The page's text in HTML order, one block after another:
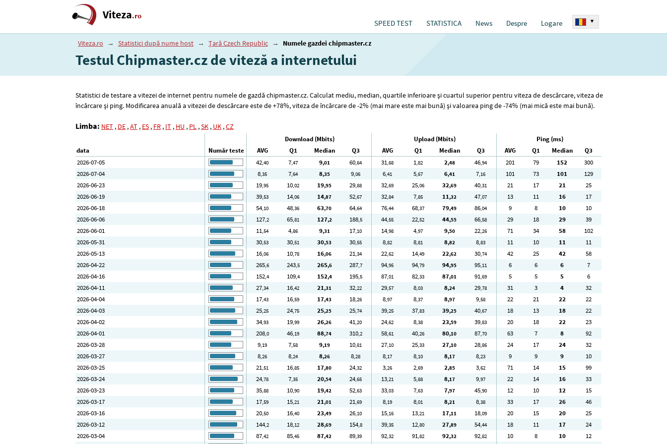
Viteza.ro
SPEED TEST STATISTICA News Despre Logare ▾
Viteza.ro → Statistici după nume host → Țară Czech Republic → Numele gazdei chipmaster.cz
Testul Chipmaster.cz de viteză a internetului
Statistici de testare a vitezei de internet pentru numele de gazdă chipmaster.cz. Calculat mediu, median, quartile inferioare și cuartul superior pentru viteza de descărcare, viteza de
încărcare și ping. Modificarea anuală a vitezei de descărcare este de +78%, viteza de încărcare de -2% (mai mare este mai bună) și valoarea ping de -74% (mai mică este mai bună).
Limba: NET , DE ,AT , ES , FR , IT , HU , PL ,SK , UK ,CZ
Download (Mbits) Upload (Mbits)
Ping (ms)
data
Număr teste AVG Q1 Median Q3 AVG Q1 Median Q3 AVG Q1 Median
Q3
2026-07-05
42,40 7,47 9,01 60,64 31,68 1,82 2,48 46,94 201 79 152
300
2026-07-04
8,35 7,64 8,35 9,06 6,41 5,67 6,41 7,16 101 73 101
129
2026-06-23
19,95 10,02 19,95 29,88 32,69 25,06 32,69 40,31 21 17 21
25
2026-06-19
39,53 14,06 14,87 52,67 32,84 7,85 11,32 47,07 13 11 16
17
2026-06-18
54,10 48,36 63,70 64,64 76,44 68,37 79,49 86,04 9 8 10
10
2026-06-06
127,2 65,81 127,2 188,5 44,55 22,52 44,55 66,58 29 18 29
39
2026-06-01
11,54 4,86 9,31 17,10 14,98 4,97 9,50 22,26 71 34 58
102
2026-05-31
30,53 30,51 30,53 30,55 8,82 8,81 8,82 8,83 11 10 11
11
2026-05-13
16,06 10,78 16,06 21,34 22,62 14,49 22,62 30,74 42 25 42
58
2026-04-22
265,6 243,5 265,6 287,7 94,95 94,79 94,95 95,11 6 6 6
7
2026-04-16
152,4 109,4 152,4 195,5 87,01 82,33 87,01 91,69 5 5 5
6
2026-04-11
27,34 16,42 21,31 32,22 29,57 8,03 8,24 29,78 31 3 4
32
2026-04-04
17,43 16,59 17,43 18,26 8,97 8,37 8,97 9,58 22 21 22
22
2026-04-03
25,25 24,75 25,25 25,74 39,25 37,83 39,25 40,67 18 13 18
22
2026-04-02
34,93 19,99 26,26 41,20 24,62 8,38 23,59 39,83 20 18 22
23
2026-04-01
208,0 46,19 88,74 310,2 58,61 40,26 80,10 87,70 63 7 8
92
2026-03-28
9,19 7,58 9,19 10,81 27,10 25,33 27,10 28,86 24 17 24
32
2026-03-27
8,26 8,24 8,26 8,28 8,17 8,10 8,17 8,23 9 9 9
10
2026-03-25
21,51 16,85 17,80 24,32 3,26 2,69 2,85 3,62 71 14 15
99
2026-03-24
24,78 7,35 20,54 24,65 13,21 5,88 8,17 9,97 22 14 16
33
2026-03-23
35,88 10,90 19,42 52,63 33,03 7,63 7,97 45,90 12 10 12
15
2026-03-17
17,59 15,21 21,01 21,69 8,19 8,01 8,21 8,38 33 17 26
46
2026-03-16
20,50 16,40 23,49 26,10 15,16 13,21 17,11 18,09 20 15 20
25
2026-03-12
144,2 18,12 28,69 154,8 39,35 12,80 27,89 54,44 18 11 17
24
2026-03-04
87,42 85,45 87,42 89,39 92,32 91,82 92,32 92,82 10 8 10
12